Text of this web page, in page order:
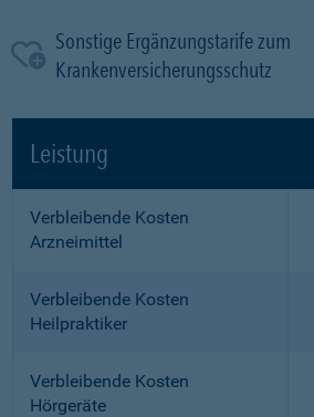
Sonstige Ergänzungstarife zum
Krankenversicherungsschutz
Leistung
Verbleibende Kosten
Arzneimittel
Verbleibende Kosten
Heilpraktiker
Verbleibende Kosten
Hörgeräte